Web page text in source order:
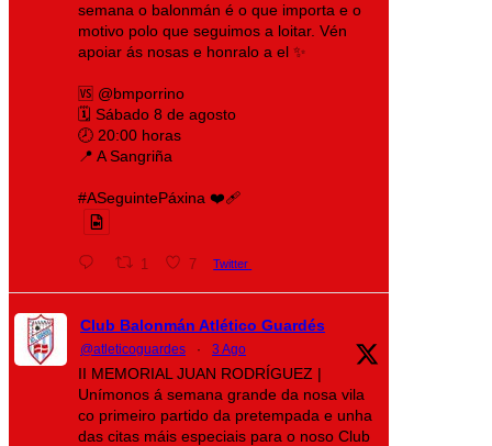
semana o balonmán é o que importa e o
motivo polo que seguimos a loitar. Vén
apoiar ás nosas e honralo a el ✨
🆚 @bmporrino
🗓️ Sábado 8 de agosto
🕗 20:00 horas
📍 A Sangriña
#ASeguintePáxina ❤️‍🩹
1 7 Twitter
Club Balonmán Atlético Guardés
@atleticoguardes · 3 Ago
II MEMORIAL JUAN RODRÍGUEZ |
Unímonos á semana grande da nosa vila
co primeiro partido da pretempada e unha
das citas máis especiais para o noso Club